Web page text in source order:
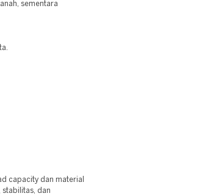
sementara
capacity dan material
stabilitas, dan